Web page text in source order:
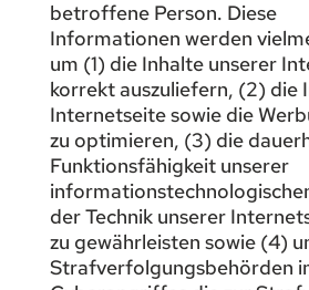
betroffene Person. Diese
Informationen werden
um (1) die Inhalte unserer
korrekt auszuliefern, (2) die
Internetseite sowie die
zu optimieren, (3) die
Funktionsfähigkeit unserer
der Technik unserer
zu gewährleisten sowie (4)
Strafverfolgungsbehörden